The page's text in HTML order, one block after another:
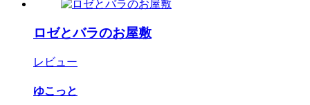
ロゼとバラのお屋敷
レビュー
ゆこっと